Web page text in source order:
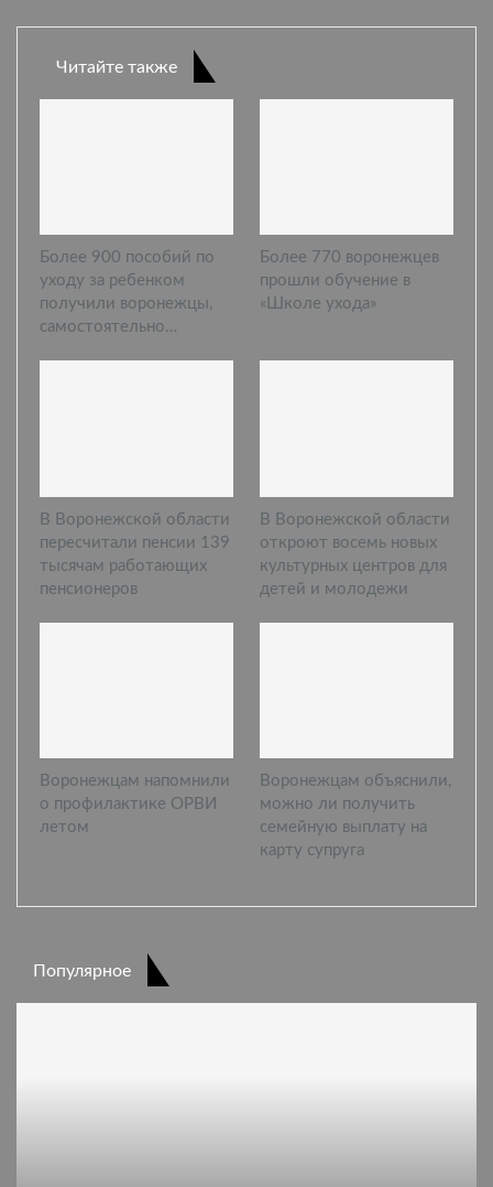
Читайте также
Более 900 пособий по
уходу за ребенком
получили воронежцы,
самостоятельно…
Более 770 воронежцев
прошли обучение в
«Школе ухода»
В Воронежской области
пересчитали пенсии 139
тысячам работающих
пенсионеров
В Воронежской области
откроют восемь новых
культурных центров для
детей и молодежи
Воронежцам напомнили
о профилактике ОРВИ
летом
Воронежцам объяснили,
можно ли получить
семейную выплату на
карту супруга
Популярное